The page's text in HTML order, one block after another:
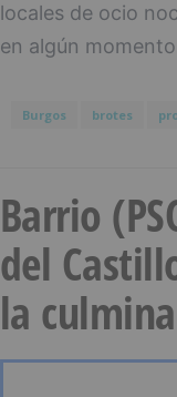
locales de ocio
en algún
Burgos brotes
Barrio
del
la